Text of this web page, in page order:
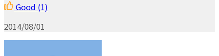
Good (1)
2014/08/01